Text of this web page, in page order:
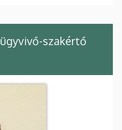
ügyvivő-szakértő